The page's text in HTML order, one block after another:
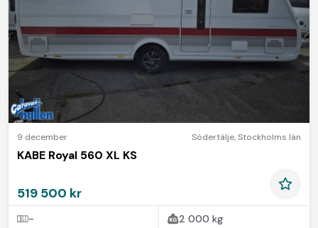
9 december Södertälje,Stockholms län
KABE Royal 560 XL KS
519 500 kr
- 2 000 kg